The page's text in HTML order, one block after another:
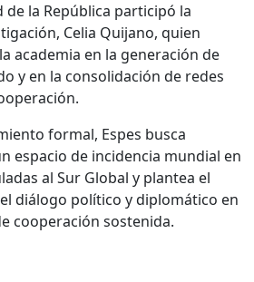
de la República participó la
Celia Quijano, quien
academia en la generación de
y en la consolidación de redes
formal, Espes busca
espacio de incidencia mundial en
al Sur Global y plantea el
diálogo político y diplomático en
cooperación sostenida.